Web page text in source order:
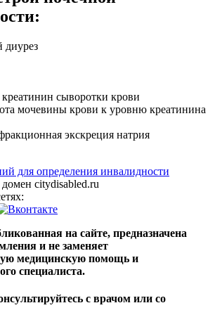
сыворотки крови
мочевины крови к уровню креатинина
экскреция натрия
для определения инвалидности
citydisabled.ru
на сайте, предназначена
и не заменяет
медицинскую помощь и
специалиста.
с врачом или со